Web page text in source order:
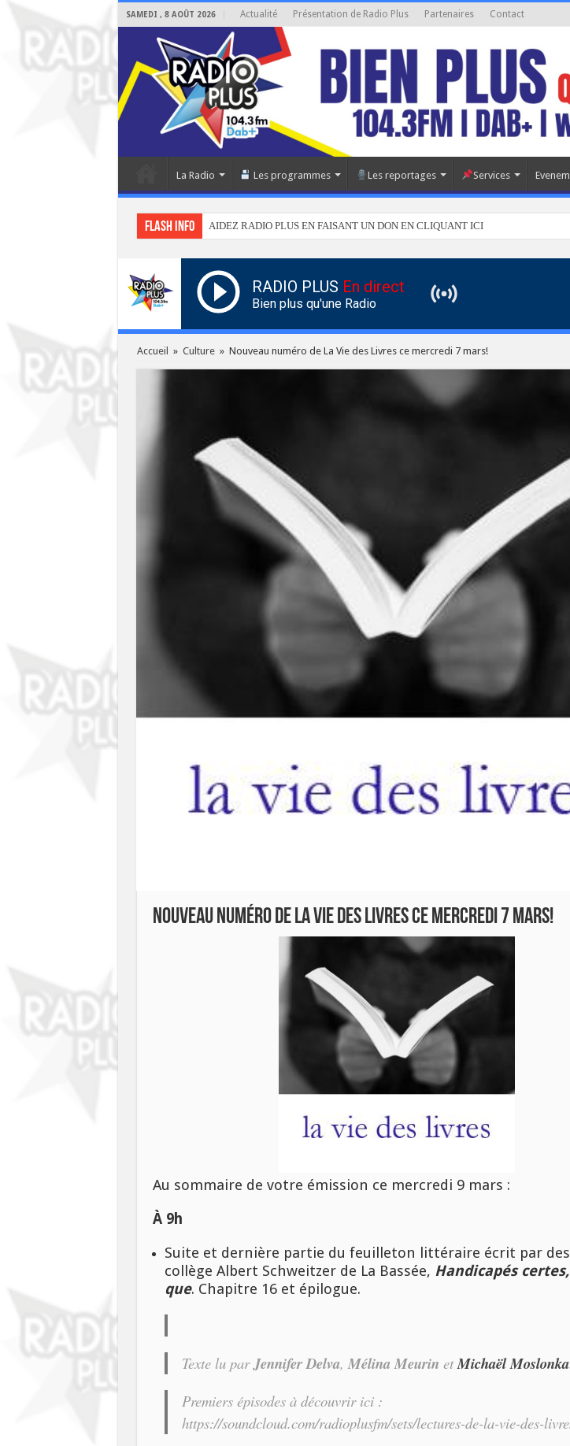
SAMEDI , 8 AOÛT 2026 Actualité Présentation de Radio Plus Partenaires Contact
La Radio Les programmes Les reportages Services
Flash info AIDEZ RADIO PLUS EN FAISANT UN DON EN CLIQUANT ICI
RADIO PLUS En direct
Bien plus qu'une Radio
Accueil » Culture » Nouveau numéro de La Vie des Livres ce mercredi 7 mars!
Nouveau numéro de La Vie des Livres ce mercredi 7 mars!
Au sommaire de votre émission ce mercredi 9 mars :
À 9h
Suite et dernière partie du feuilleton littéraire écrit par des
collège Albert Schweitzer de La Bassée, Handicapés
que. Chapitre 16 et épilogue.
Texte lu parJennifer Delva, Mélina Meurin et Michaël Moslonka
Premiers épisodes à découvrir ici :
https://soundcloud.com/radioplusfm/sets/lectures-de-la-vie-des-